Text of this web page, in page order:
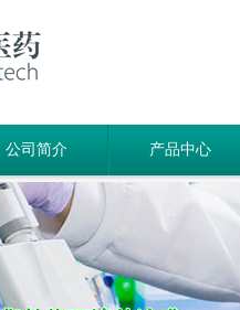
公司简介 产品中心